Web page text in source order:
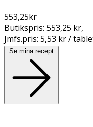
553,25kr
Butikspris: 553,25 kr,
Jmfs.pris: 5,53 kr /
Se mina recept